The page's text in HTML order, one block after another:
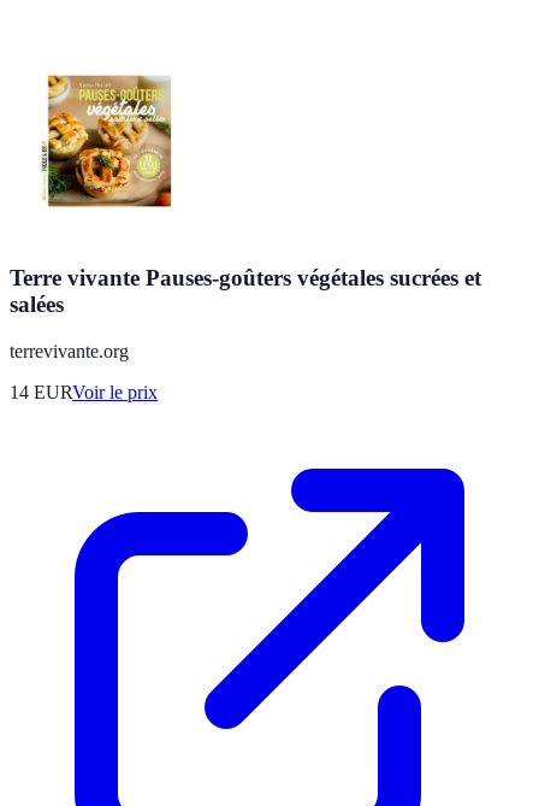
Terre vivante Pauses-goûters végétales sucrées et
salées
terrevivante.org
14 EURVoir le prix